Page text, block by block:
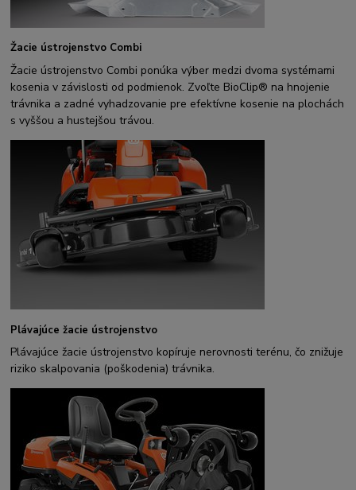
Žacie ústrojenstvo Combi
Žacie ústrojenstvo Combi ponúka výber medzi dvoma systémami
kosenia v závislosti od podmienok. Zvoľte BioClip® na hnojenie
trávnika a zadné vyhadzovanie pre efektívne kosenie na plochách
s vyššou a hustejšou trávou.
Plávajúce žacie ústrojenstvo
Plávajúce žacie ústrojenstvo kopíruje nerovnosti terénu, čo znižuje
riziko skalpovania (poškodenia) trávnika.